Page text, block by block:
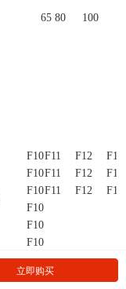
立即购买
65 80 100
F10F11 F12
F13
F10F11 F12
F13
F10F11 F12
F13
F10
F10
F10